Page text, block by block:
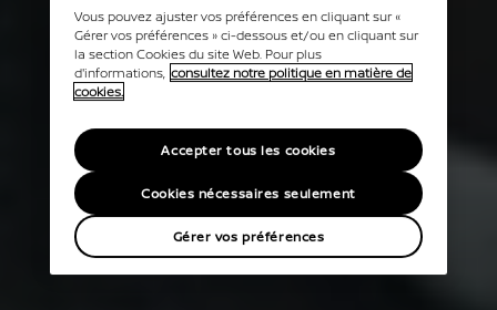
Vous pouvez ajuster vos préférences en cliquant sur «
Gérer vos préférences » ci-dessous et/ou en cliquant sur
la section Cookies du site Web. Pour plus
d'informations, consultez notre politique en matière de
cookies.
Gérer vos préférences
Cookies nécessaires seulement
Accepter tous les cookies